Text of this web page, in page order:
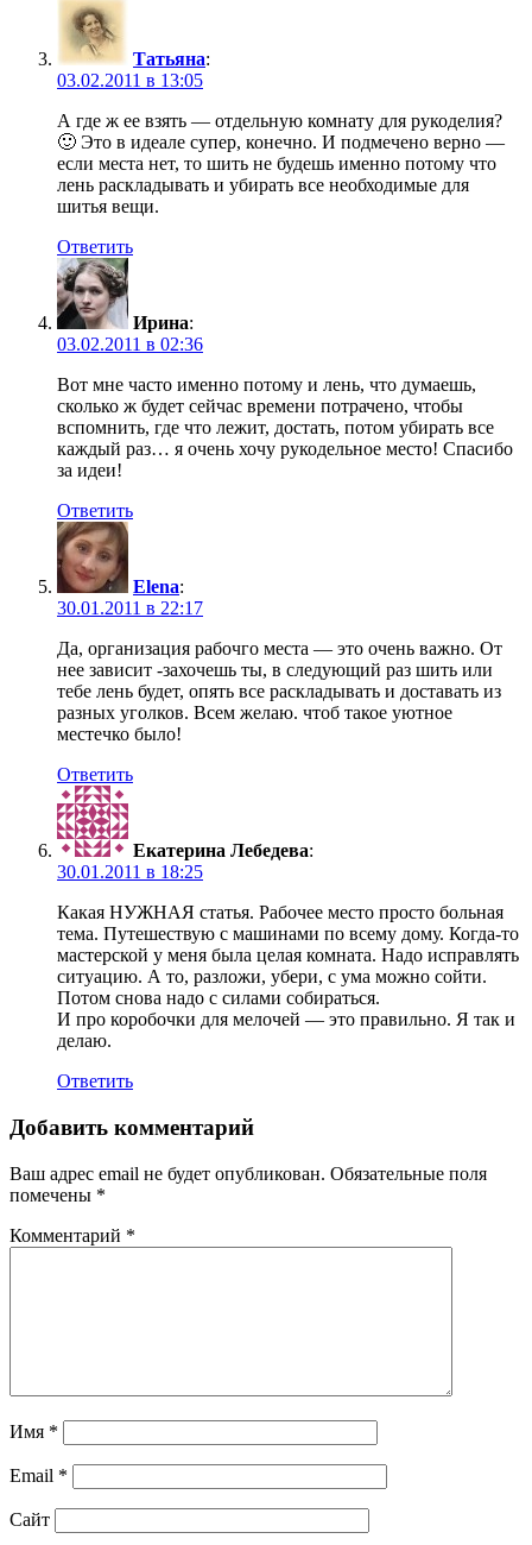
Татьяна:
03.02.2011 в 13:05
А где ж ее взять — отдельную комнату для рукоделия?
🙂 Это в идеале супер, конечно. И подмечено верно —
если места нет, то шить не будешь именно потому что
лень раскладывать и убирать все необходимые для
шитья вещи.
Ответить
Ирина:
03.02.2011 в 02:36
Вот мне часто именно потому и лень, что думаешь,
сколько ж будет сейчас времени потрачено, чтобы
вспомнить, где что лежит, достать, потом убирать все
каждый раз… я очень хочу рукодельное место! Спасибо
за идеи!
Ответить
Elena:
30.01.2011 в 22:17
Да, организация рабочго места — это очень важно. От
нее зависит -захочешь ты, в следующий раз шить или
тебе лень будет, опять все раскладывать и доставать из
разных уголков. Всем желаю. чтоб такое уютное
местечко было!
Ответить
Екатерина Лебедева:
30.01.2011 в 18:25
Какая НУЖНАЯ статья. Рабочее место просто больная
тема. Путешествую с машинами по всему дому. Когда-то
мастерской у меня была целая комната. Надо исправлять
ситуацию. А то, разложи, убери, с ума можно сойти.
Потом снова надо с силами собираться.
И про коробочки для мелочей — это правильно. Я так и
делаю.
Ответить
Добавить комментарий
Ваш адрес email не будет опубликован. Обязательные поля
помечены *
Комментарий *
Имя *
Email *
Сайт